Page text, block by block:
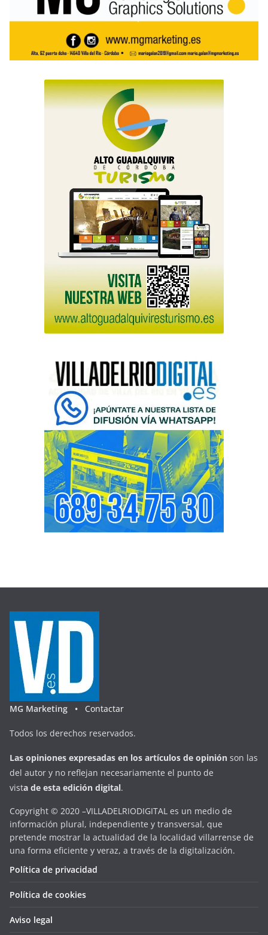
MG Marketing • Contactar
Todos los derechos reservados.
Las opiniones expresadas en los artículos de opinión son las
del autor y no reflejan necesariamente el punto de
vista de esta edición digital.
Copyright © 2020 –VILLADELRIODIGITAL es un medio de
información plural, independiente y transversal, que
pretende mostrar la actualidad de la localidad villarrense de
una forma eficiente y veraz, a través de la digitalización.
Política de privacidad
Política de cookies
Aviso legal